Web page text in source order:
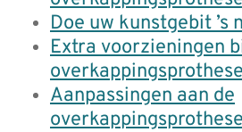
Doe uw kunstgebit ’s
Extra voorzieningen
overkappingsprothese
Aanpassingen aan de
overkappingsprothese